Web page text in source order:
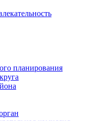
планирования